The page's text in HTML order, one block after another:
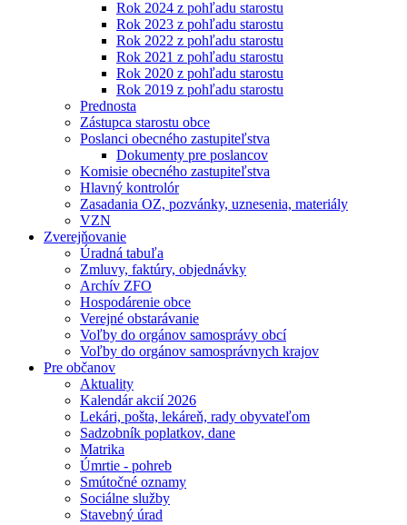
Rok 2024 z pohľadu starostu
Rok 2023 z pohľadu starostu
Rok 2022 z pohľadu starostu
Rok 2021 z pohľadu starostu
Rok 2020 z pohľadu starostu
Rok 2019 z pohľadu starostu
Prednosta
Zástupca starostu obce
Poslanci obecného zastupiteľstva
Dokumenty pre poslancov
Komisie obecného zastupiteľstva
Hlavný kontrolór
Zasadania OZ, pozvánky, uznesenia, materiály
VZN
Zverejňovanie
Úradná tabuľa
Zmluvy, faktúry, objednávky
Archív ZFO
Hospodárenie obce
Verejné obstarávanie
Voľby do orgánov samosprávy obcí
Voľby do orgánov samosprávnych krajov
Pre občanov
Aktuality
Kalendár akcií 2026
Lekári, pošta, lekáreň, rady obyvateľom
Sadzobník poplatkov, dane
Matrika
Úmrtie - pohreb
Smútočné oznamy
Sociálne služby
Stavebný úrad